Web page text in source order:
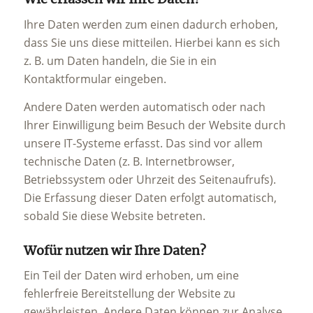
Ihre Daten werden zum einen dadurch erhoben,
dass Sie uns diese mitteilen. Hierbei kann es sich
z. B. um Daten handeln, die Sie in ein
Kontaktformular eingeben.
Andere Daten werden automatisch oder nach
Ihrer Einwilligung beim Besuch der Website durch
unsere IT-Systeme erfasst. Das sind vor allem
technische Daten (z. B. Internetbrowser,
Betriebssystem oder Uhrzeit des Seitenaufrufs).
Die Erfassung dieser Daten erfolgt automatisch,
sobald Sie diese Website betreten.
Wofür nutzen wir Ihre Daten?
Ein Teil der Daten wird erhoben, um eine
fehlerfreie Bereitstellung der Website zu